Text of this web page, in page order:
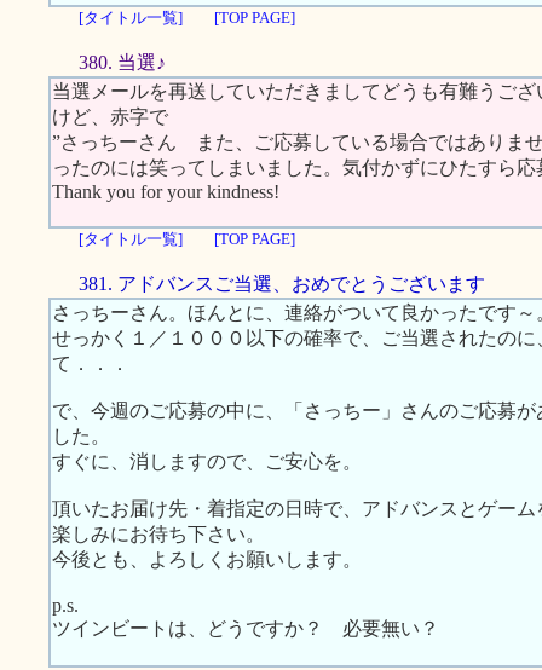
[タイトル一覧] [TOP PAGE]
380. 当選♪
当選メールを再送していただきましてどうも有難うご
けど、赤字で
”さっちーさん また、ご応募している場合ではありま
ったのには笑ってしまいました。気付かずにひたすら
Thank you for your kindness!
[タイトル一覧] [TOP PAGE]
381. アドバンスご当選、おめでとうございます
さっちーさん。ほんとに、連絡がついて良かったです～
せっかく１／１０００以下の確率で、ご当選されたの
て．．．
で、今週のご応募の中に、「さっちー」さんのご応募
した。
すぐに、消しますので、ご安心を。
頂いたお届け先・着指定の日時で、アドバンスとゲー
楽しみにお待ち下さい。
今後とも、よろしくお願いします。
p.s.
ツインビートは、どうですか？ 必要無い？